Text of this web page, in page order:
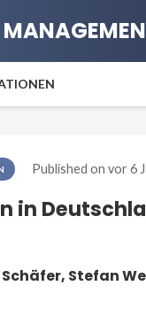
Published onvor 6
in
Stefan